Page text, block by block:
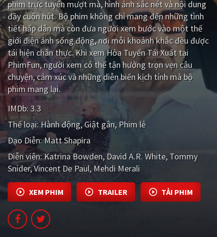
Giật gân Gia đình
Bí ẩn Lịch sử
Viễn Tây Tiểu sử
GameShow DramaTV
QUỐC GIA
Âu - Mỹ Trung Quốc - Hồng Kông
Hàn Quốc
Ấn Độ Việt Nam
CẬP NHẬT
PHIM MỚI
phim trực tuyến mượt mà, hình ảnh sắc nét và nội dung
đầy cuốn hút. Bộ phim không chỉ mang đến những tình
tiết hấp dẫn mà còn đưa người xem bước vào một thế
giới điện ảnh sống động, nơi mỗi khoảnh khắc đều được
tái hiện chân thực. Khi xem Hỏa Tuyến Tái Xuất tại
PhimFun, người xem có thể tận hưởng trọn vẹn câu
chuyện, cảm xúc và những diễn biến kịch tính mà bộ
phim mang lại.
IMDb:3.3
Thể loại: Hành động Giật gân Phim lẻ
Đạo Diễn:Matt Shapira
Diễn viên:Katrina Bowden David A.R. White Tommy
Snider Vincent De Paul Mehdi Merali
XEM PHIM TRAILER TẢI PHIM